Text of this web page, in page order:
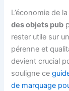
L’économie de
des objets pub
rester utile sur
pérenne et
devient crucial
souligne ce
de marquage